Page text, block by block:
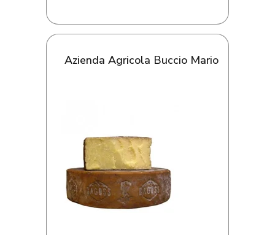
Azienda Agricola Buccio Mario